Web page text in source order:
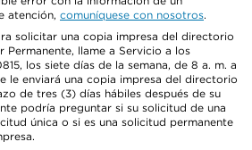
atención, comuníquese con nosotros.
solicitar una copia impresa del directorio
Permanente, llame a Servicio a los
los siete días de la semana, de 8 a. m. a
le enviará una copia impresa del directorio
de tres (3) días hábiles después de su
podría preguntar si su solicitud de una
única o si es una solicitud permanente